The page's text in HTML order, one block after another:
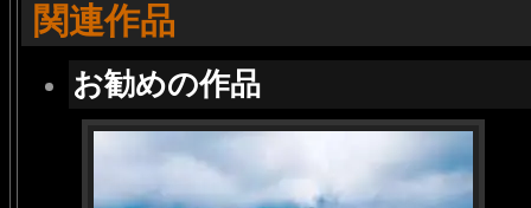
関連作品
お勧めの作品